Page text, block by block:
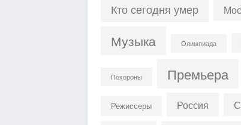
Кто сегодня умер
Музыка Олимпиада
Похороны Премьера
Режиссеры Россия